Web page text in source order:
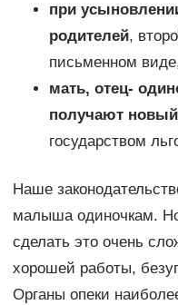
при
родителей,
письменном
мать, отец-
получают новый
государством
Наше
малыша одиночкам.
сделать это очень
хорошей работы,
Органы опеки